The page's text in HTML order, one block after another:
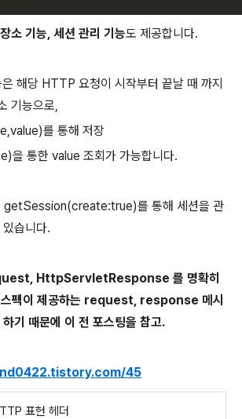
소 기능, 세션 관리 기능도 제공합니다.
해당 HTTP 요청이 시작부터 끝날 때 까지
기능으로,
를 통해 저장
통한 value 조회가 가능합니다.
getSession(create:true)를 통해 세션을 관
습니다.
HttpServletResponse 를 명확히
스펙이 제공하는 request, response 메시
기 때문에 이 전 포스팅을 참고.
45
표현 헤더